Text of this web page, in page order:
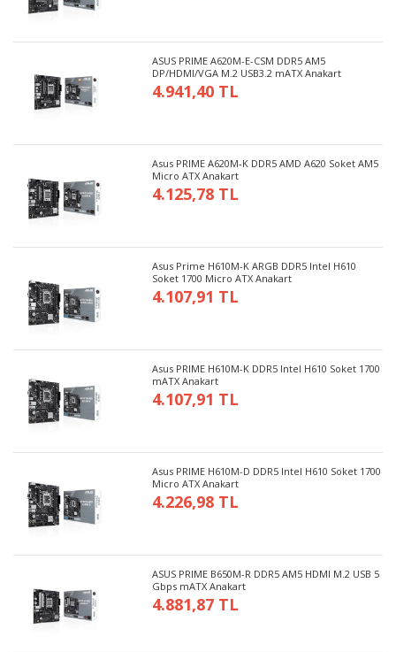
ASUS PRIME A620M-E-CSM DDR5 AM5
DP/HDMI/VGA M.2 USB3.2 mATX Anakart
4.941,40 TL
Asus PRIME A620M-K DDR5 AMD A620 Soket AM5
Micro ATX Anakart
4.125,78 TL
Asus Prime H610M-K ARGB DDR5 Intel H610
Soket 1700 Micro ATX Anakart
4.107,91 TL
Asus PRIME H610M-K DDR5 Intel H610 Soket 1700
mATX Anakart
4.107,91 TL
Asus PRIME H610M-D DDR5 Intel H610 Soket 1700
Micro ATX Anakart
4.226,98 TL
ASUS PRIME B650M-R DDR5 AM5 HDMI M.2 USB 5
Gbps mATX Anakart
4.881,87 TL